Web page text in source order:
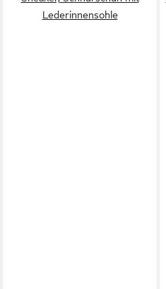
Lederinnensohle